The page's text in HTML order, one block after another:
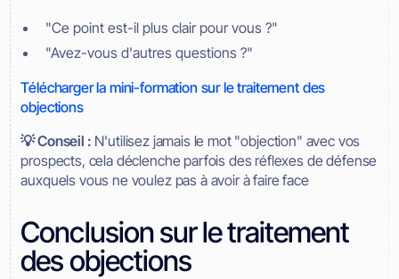
"Ce point est-il plus clair pour vous ?"
"Avez-vous d'autres questions ?"
Télécharger la mini-formation sur le traitement des
objections
💡 Conseil : N'utilisez jamais le mot "objection" avec vos
prospects, cela déclenche parfois des réflexes de défense
auxquels vous ne voulez pas à avoir à faire face
Conclusion sur le traitement
des objections